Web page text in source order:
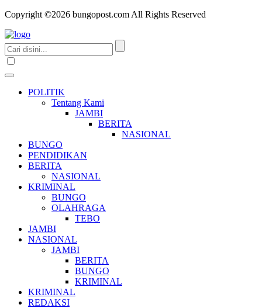
Copyright ©2026 bungopost.com All Rights Reserved
POLITIK
Tentang Kami
JAMBI
BERITA
NASIONAL
BUNGO
PENDIDIKAN
BERITA
NASIONAL
KRIMINAL
BUNGO
OLAHRAGA
TEBO
JAMBI
NASIONAL
JAMBI
BERITA
BUNGO
KRIMINAL
KRIMINAL
REDAKSI